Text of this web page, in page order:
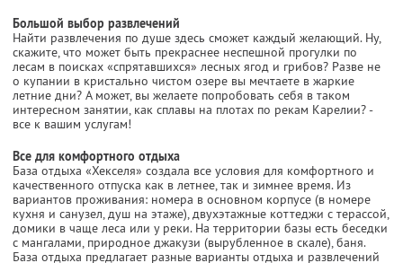
Большой выбор развлечений
Найти развлечения по душе здесь сможет каждый желающий. Ну,
скажите, что может быть прекраснее неспешной прогулки по
лесам в поисках «спрятавшихся» лесных ягод и грибов? Разве не
о купании в кристально чистом озере вы мечтаете в жаркие
летние дни? А может, вы желаете попробовать себя в таком
интересном занятии, как сплавы на плотах по рекам Карелии? -
все к вашим услугам!
Все для комфортного отдыха
База отдыха «Хекселя» создала все условия для комфортного и
качественного отпуска как в летнее, так и зимнее время. Из
вариантов проживания: номера в основном корпусе (в номере
кухня и санузел, душ на этаже), двухэтажные коттеджи с терассой,
домики в чаще леса или у реки. На территории базы есть беседки
с мангалами, природное джакузи (вырубленное в скале), баня.
База отдыха предлагает разные варианты отдыха и развлечений